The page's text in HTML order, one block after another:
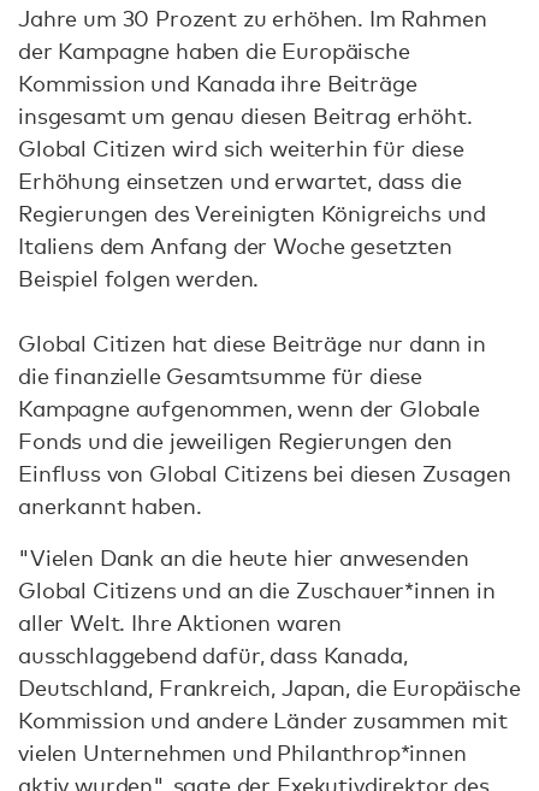
Jahre um 30 Prozent zu erhöhen. Im Rahmen
der Kampagne haben die Europäische
Kommission und Kanada ihre Beiträge
insgesamt um genau diesen Beitrag erhöht.
Global Citizen wird sich weiterhin für diese
Erhöhung einsetzen und erwartet, dass die
Regierungen des Vereinigten Königreichs und
Italiens dem Anfang der Woche gesetzten
Beispiel folgen werden.
Global Citizen hat diese Beiträge nur dann in
die finanzielle Gesamtsumme für diese
Kampagne aufgenommen, wenn der Globale
Fonds und die jeweiligen Regierungen den
Einfluss von Global Citizens bei diesen Zusagen
anerkannt haben.
"Vielen Dank an die heute hier anwesenden
Global Citizens und an die Zuschauer*innen in
aller Welt. Ihre Aktionen waren
ausschlaggebend dafür, dass Kanada,
Deutschland, Frankreich, Japan, die Europäische
Kommission und andere Länder zusammen mit
vielen Unternehmen und Philanthrop*innen
aktiv wurden", sagte der Exekutivdirektor des